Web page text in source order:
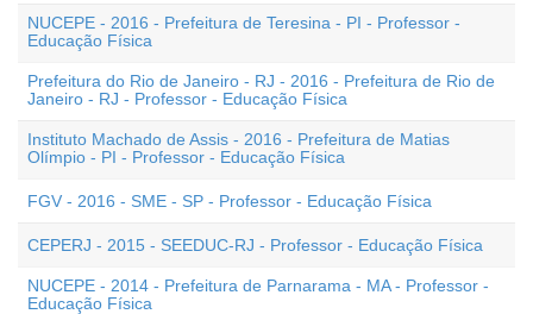
NUCEPE - 2016 - Prefeitura de Teresina - PI - Professor -
Educação Física
Prefeitura do Rio de Janeiro - RJ - 2016 - Prefeitura de Rio de
Janeiro - RJ - Professor - Educação Física
Instituto Machado de Assis - 2016 - Prefeitura de Matias
Olímpio - PI - Professor - Educação Física
FGV - 2016 - SME - SP - Professor - Educação Física
CEPERJ - 2015 - SEEDUC-RJ - Professor - Educação Física
NUCEPE - 2014 - Prefeitura de Parnarama - MA - Professor -
Educação Física